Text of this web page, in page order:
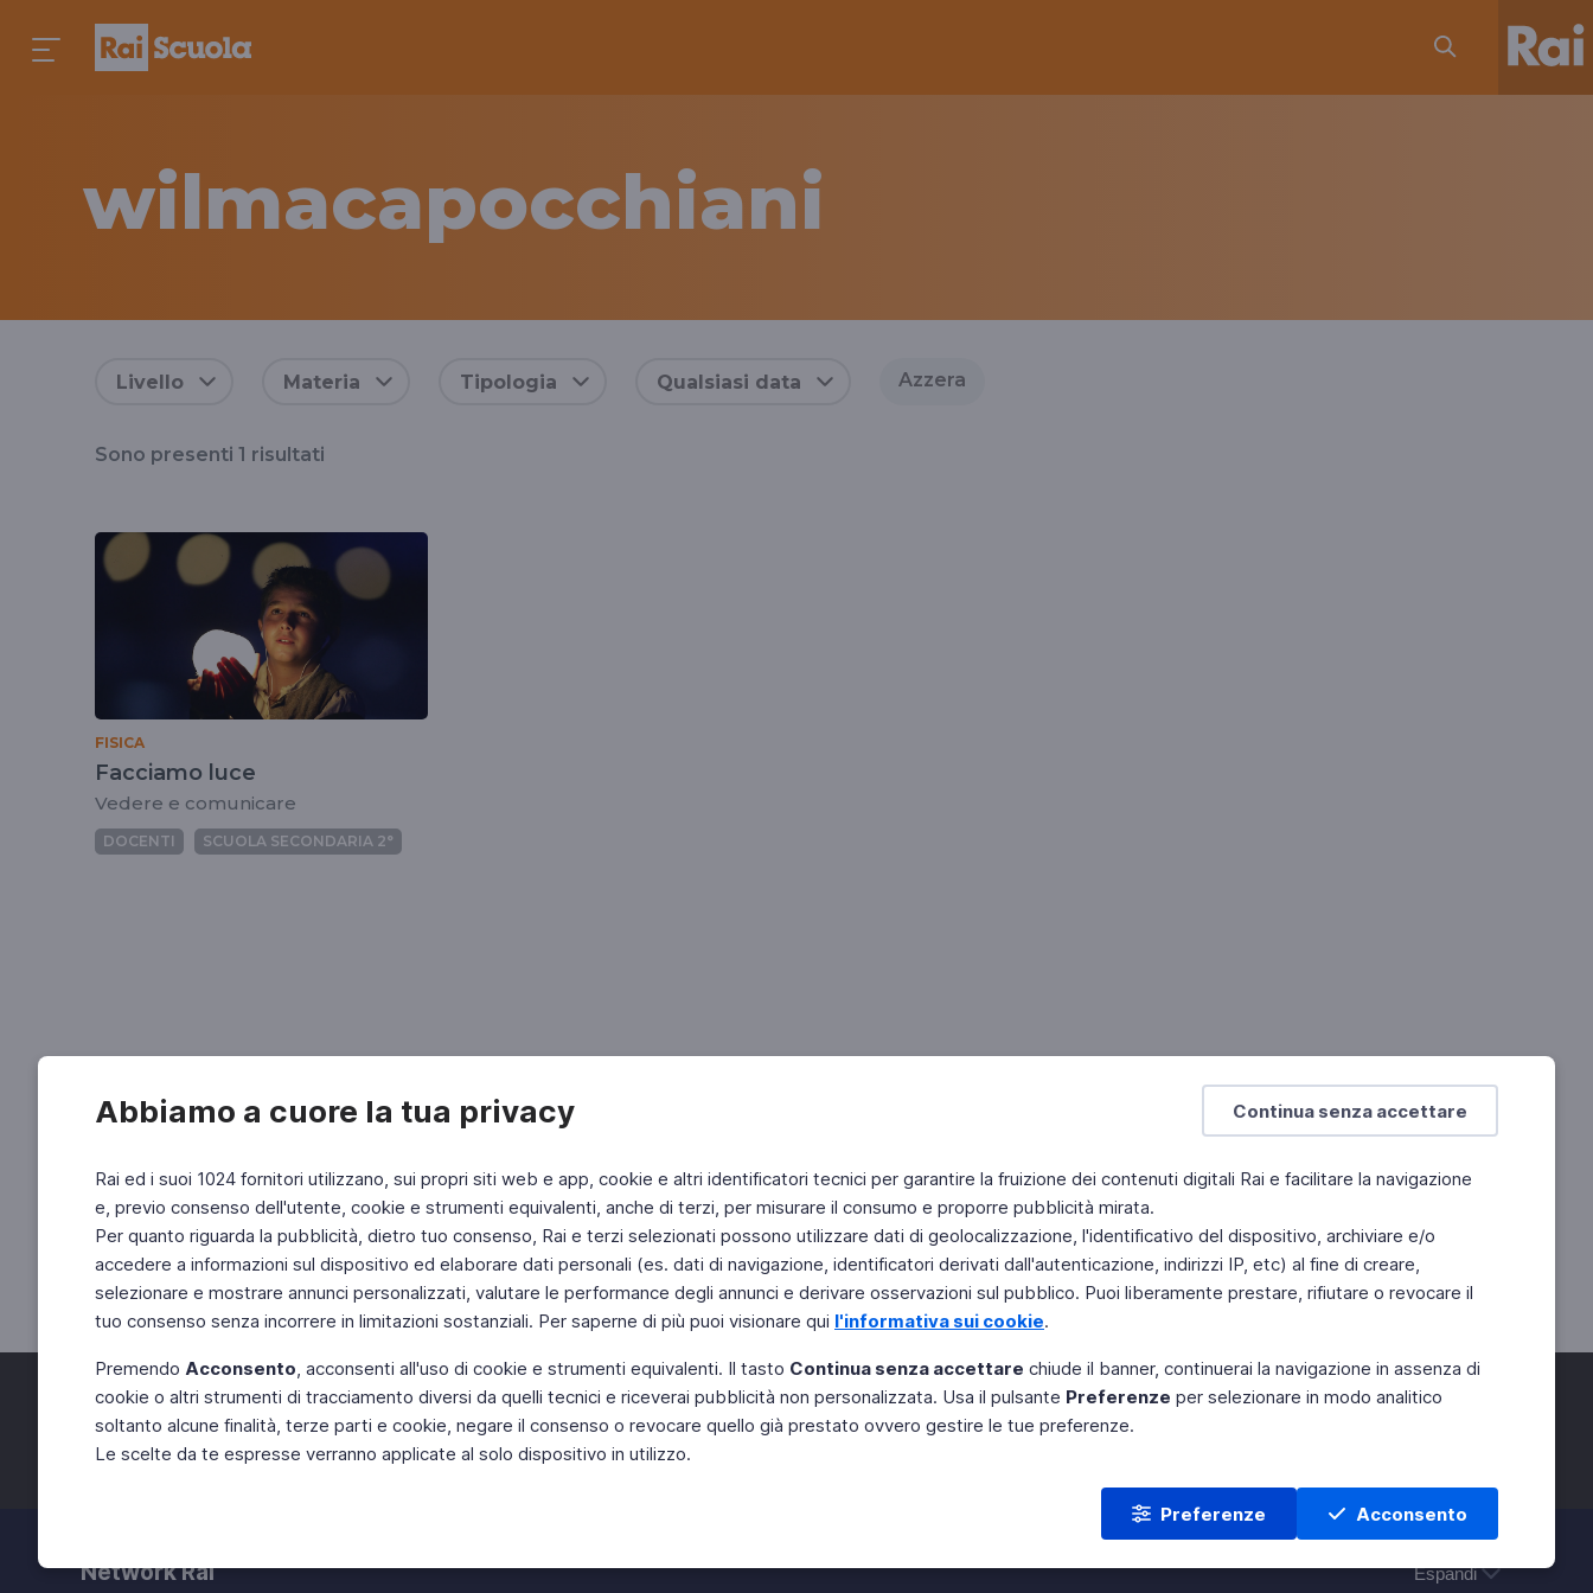
Continua senza accettare
Abbiamo a cuore la tua privacy
Rai ed i suoi 1024 fornitori utilizzano, sui propri siti web e app, cookie e altri identificatori tecnici per garantire la fruizione dei contenuti digitali Rai e facilitare la navigazione
e, previo consenso dell'utente, cookie e strumenti equivalenti, anche di terzi, per misurare il consumo e proporre pubblicità mirata.
Per quanto riguarda la pubblicità, dietro tuo consenso, Rai e terzi selezionati possono utilizzare dati di geolocalizzazione, l'identificativo del dispositivo, archiviare e/o
accedere a informazioni sul dispositivo ed elaborare dati personali (es. dati di navigazione, identificatori derivati dall'autenticazione, indirizzi IP, etc) al fine di creare,
selezionare e mostrare annunci personalizzati, valutare le performance degli annunci e derivare osservazioni sul pubblico. Puoi liberamente prestare, rifiutare o revocare il
tuo consenso senza incorrere in limitazioni sostanziali. Per saperne di più puoi visionare qui l'informativa sui cookie.
Premendo Acconsento, acconsenti all'uso di cookie e strumenti equivalenti. Il tasto Continua senza accettare chiude il banner, continuerai la navigazione in assenza di
cookie o altri strumenti di tracciamento diversi da quelli tecnici e riceverai pubblicità non personalizzata. Usa il pulsante Preferenze per selezionare in modo analitico
soltanto alcune finalità, terze parti e cookie, negare il consenso o revocare quello già prestato ovvero gestire le tue preferenze.
Le scelte da te espresse verranno applicate al solo dispositivo in utilizzo.
Preferenze Acconsento
wilmacapocchiani
tag
wilmacapocchiani
Livello Materia Tipologia Qualsiasi data Azzera
Sono presenti 1 risultati
FISICA
Facciamo luce
Vedere e comunicare
DOCENTI SCUOLA SECONDARIA 2°
Facebook Twitter Instagram